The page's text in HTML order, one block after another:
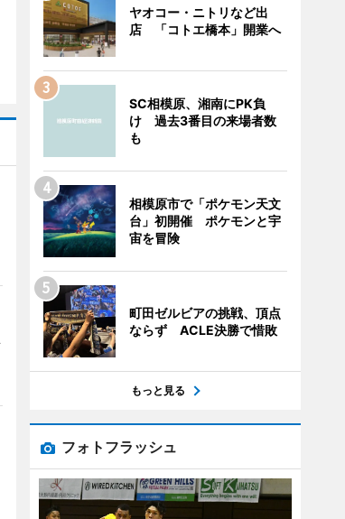
ヤオコー・ニトリなど出
店 「コトエ橋本」開業へ
SC相模原、湘南にPK負
け 過去3番目の来場者数
も
相模原市で「ポケモン天文
台」初開催 ポケモンと宇
宙を冒険
町田ゼルビアの挑戦、頂点
ならず ACLE決勝で惜敗
もっと見る
フォトフラッシュ